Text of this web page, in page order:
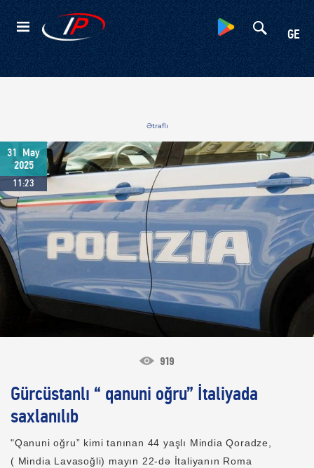
GE
Kateqoriyalar
Ətraflı
31
May
2025
11:23
919
Gürcüstanlı “ qanuni oğru” İtaliyada
saxlanılıb
"Qanuni oğru” kimi tanınan 44 yaşlı Mindia Qoradze,
( Mindia Lavasoğli) mayın 22-də İtaliyanın Roma